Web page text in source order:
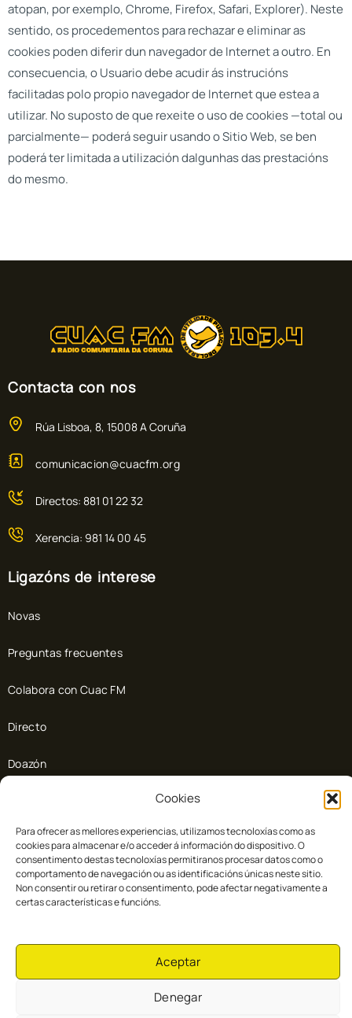
Cookies
Para ofrecer as mellores experiencias, utilizamos tecnoloxías como as
cookies para almacenar e/o acceder á información do dispositivo. O
consentimento destas tecnoloxías permitiranos procesar datos como o
comportamento de navegación ou as identificacións únicas neste sitio.
Non consentir ou retirar o consentimento, pode afectar negativamente a
certas características e funcións.
Aceptar
Denegar
atopan, por exemplo, Chrome, Firefox, Safari, Explorer). Neste
sentido, os procedementos para rechazar e eliminar as
cookies poden diferir dun navegador de Internet a outro. En
consecuencia, o Usuario debe acudir ás instrucións
facilitadas polo propio navegador de Internet que estea a
utilizar. No suposto de que rexeite o uso de cookies —total ou
parcialmente— poderá seguir usando o Sitio Web, se ben
poderá ter limitada a utilización dalgunhas das prestacións
do mesmo.
Contacta con nos
Rúa Lisboa, 8, 15008 A Coruña
comunicacion@cuacfm.org
Directos: 881 01 22 32
Xerencia: 981 14 00 45
Ligazóns de interese
Novas
Preguntas frecuentes
Colabora con Cuac FM
Directo
Doazón
Cuac FM © 2026